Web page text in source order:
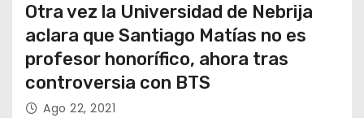
Otra vez la Universidad de Nebrija
aclara que Santiago Matías no es
profesor honorífico, ahora tras
controversia con BTS
Ago 22, 2021